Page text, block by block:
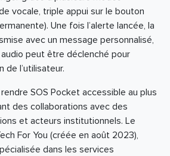
vocale, triple appui sur le bouton
Une fois l’alerte lancée, la
avec un message personnalisé,
peut être déclenché pour
l’utilisateur.
SOS Pocket accessible au plus
des collaborations avec des
et acteurs institutionnels. Le
For You (créée en août 2023),
dans les services